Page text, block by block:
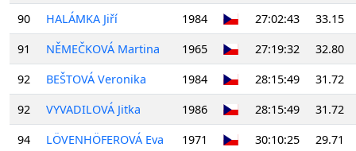
90
HALÁMKA Jiří 1984 27:02:43
33.15
91
NĚMEČKOVÁ Martina 1965 27:19:32
32.80
92
BEŠTOVÁ Veronika 1984 28:15:49
31.72
92
VYVADILOVÁ Jitka 1986 28:15:49
31.72
94
LÖVENHÖFEROVÁ Eva 1971 30:10:25
29.71